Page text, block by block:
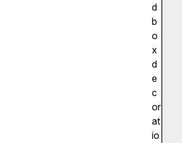
d
b
o
x
d
e
c
or
at
io